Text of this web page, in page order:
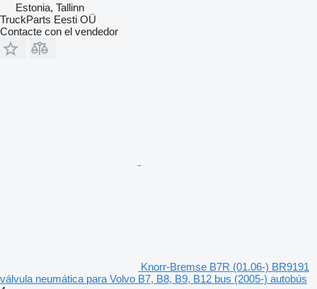
Estonia, Tallinn
TruckParts Eesti OÜ
Contacte con el vendedor
Knorr-Bremse B7R (01.06-) BR9191
válvula neumática para Volvo B7, B8, B9, B12 bus (2005-) autobús